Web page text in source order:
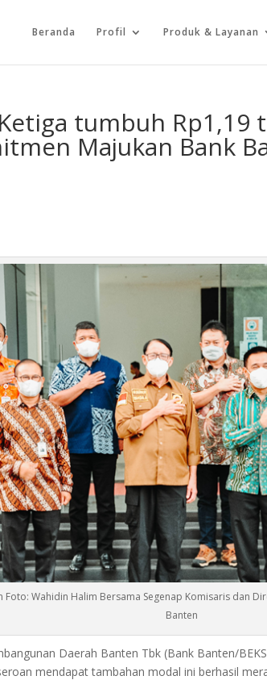
Beranda Profil Produk & Layanan
tumbuh
Majukan Bank
Foto: Wahidin Halim Bersama Segenap Komisaris dan
Banten
Daerah Banten Tbk (Bank Banten/
mendapat tambahan modal ini berhasil